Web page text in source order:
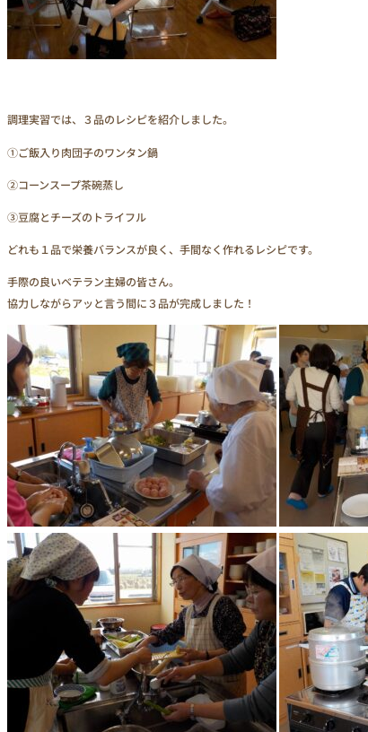
調理実習では、３品のレシピを紹介しました。
①ご飯入り肉団子のワンタン鍋
②コーンスープ茶碗蒸し
③豆腐とチーズのトライフル
どれも１品で栄養バランスが良く、手間なく作れるレシピです。
手際の良いベテラン主婦の皆さん。
協力しながらアッと言う間に３品が完成しました！